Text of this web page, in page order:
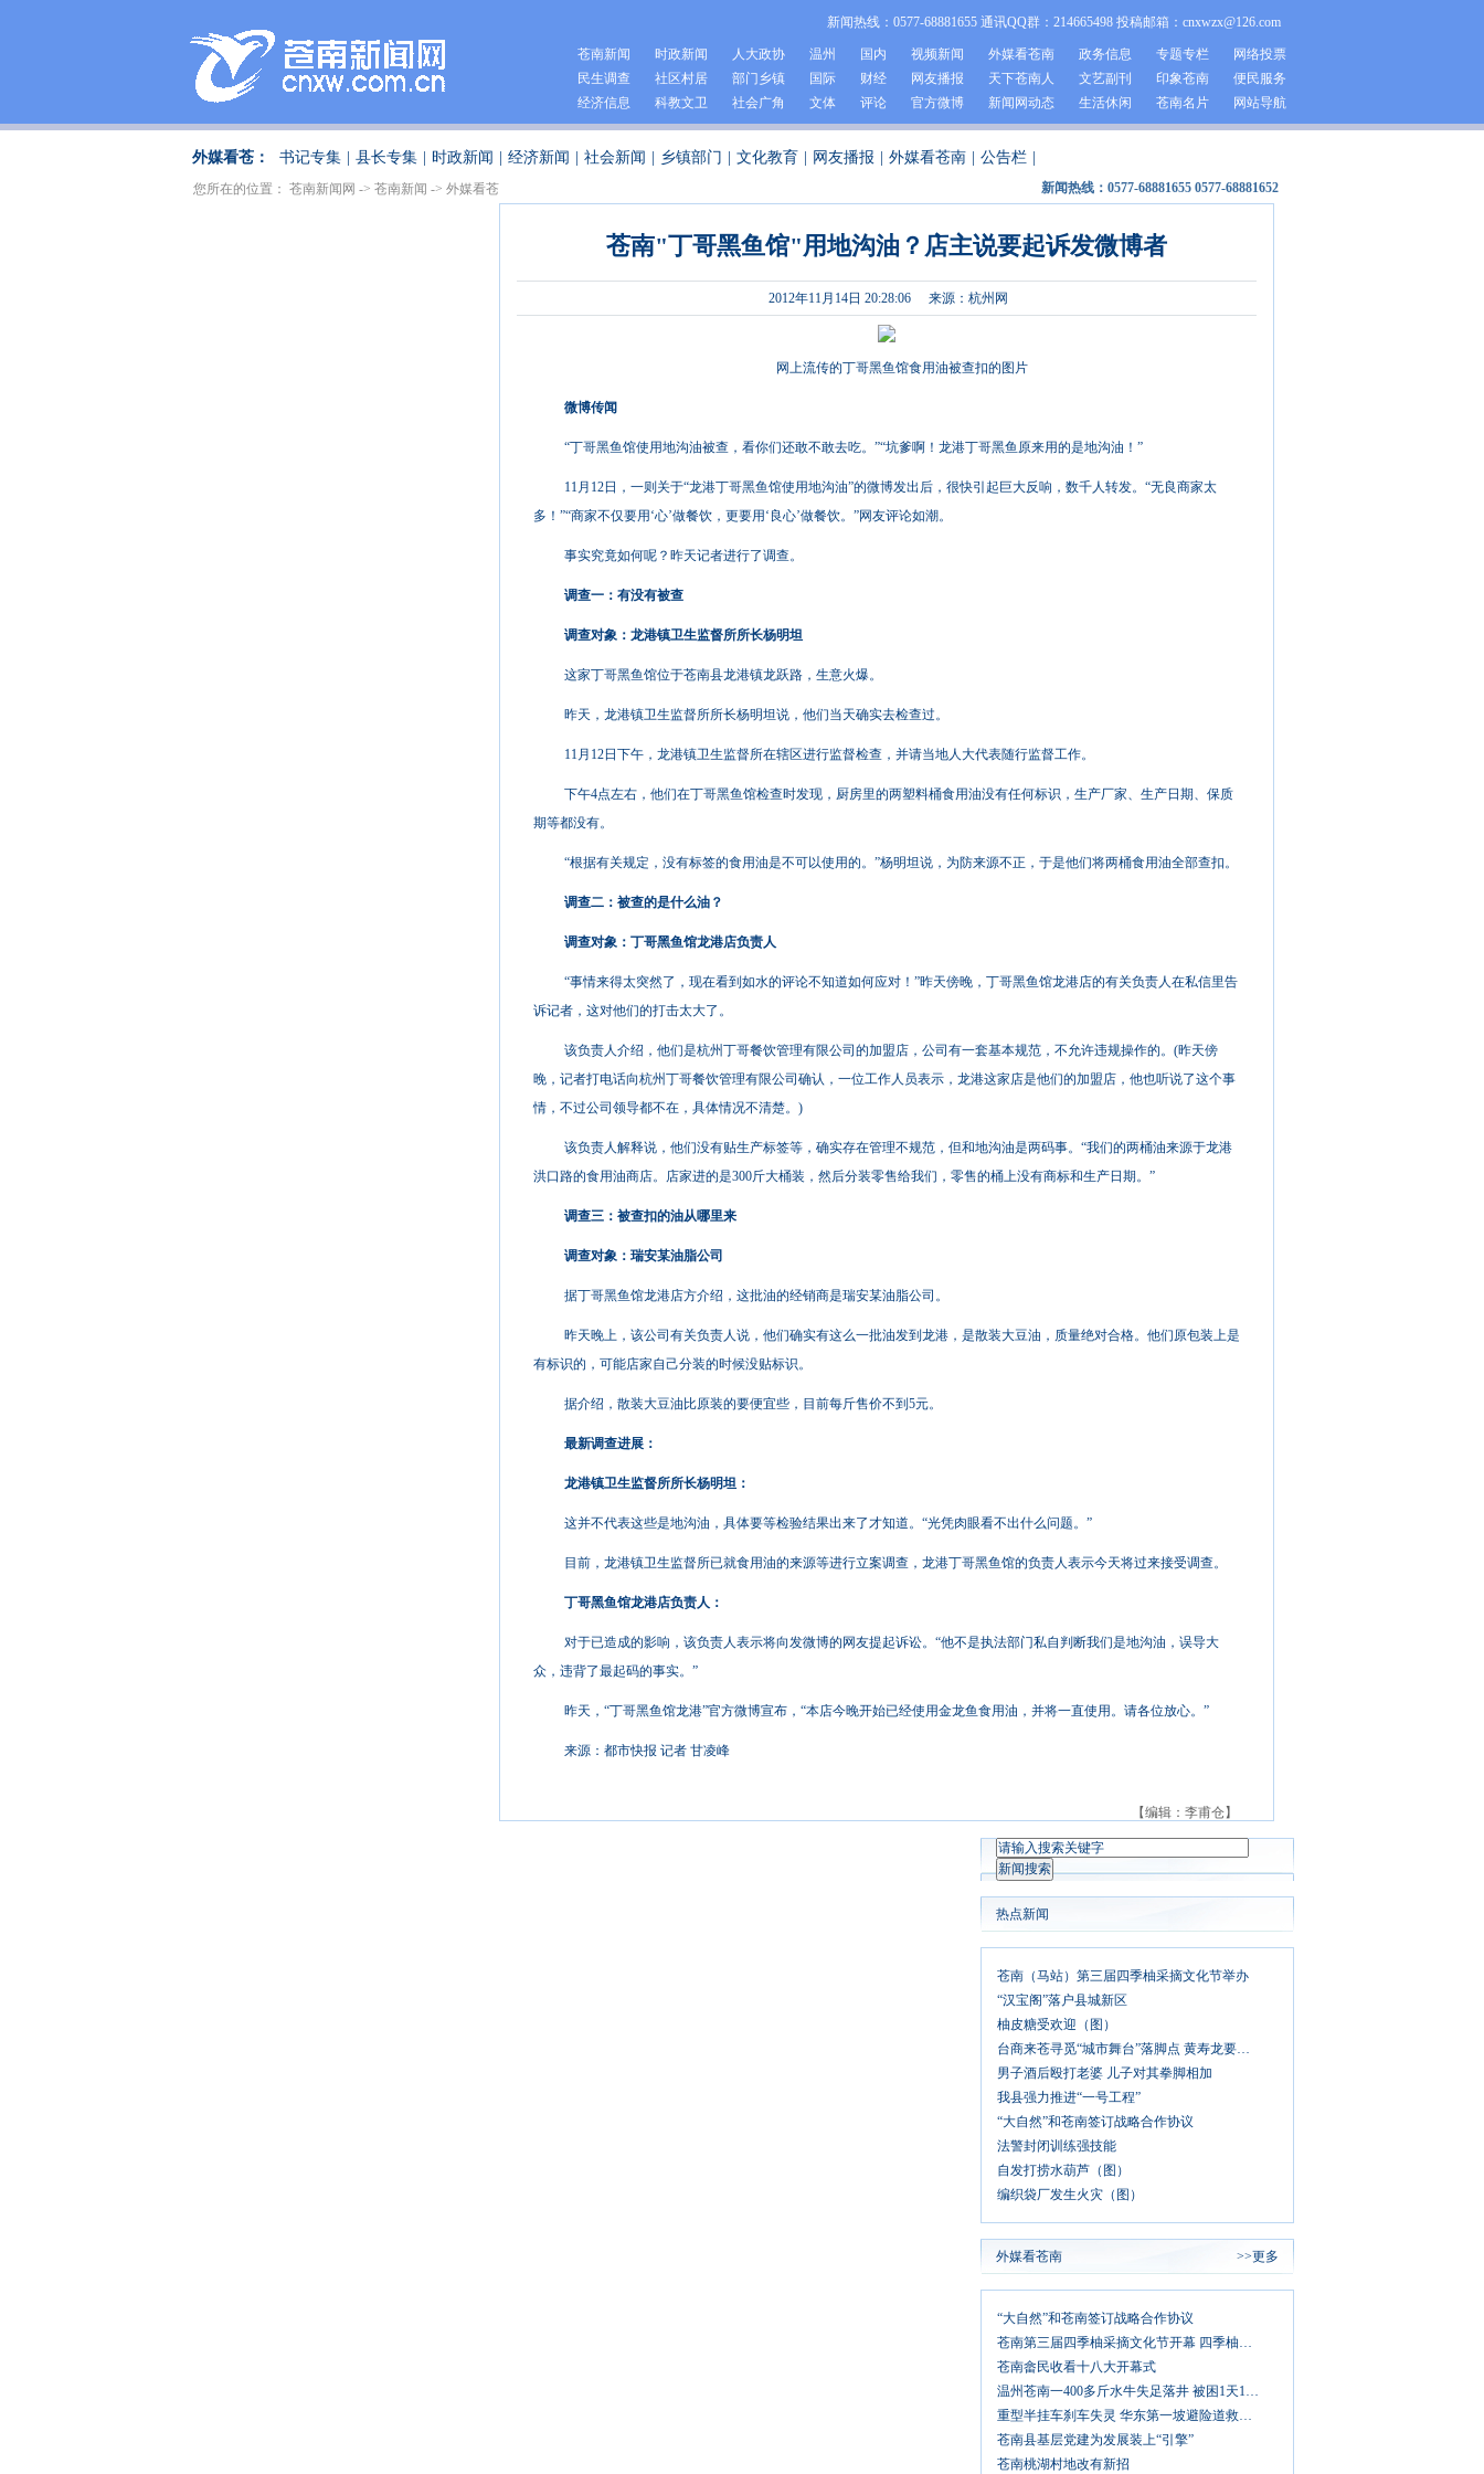
新闻热线：0577-68881655 通讯QQ群：214665498 投稿邮箱：cnxwzx@126.com
苍南新闻 时政新闻 人大政协 温州 国内 视频新闻 外媒看苍南 政务信息 专题专栏
网络投票
民生调查
社区村居 部门乡镇 国际 财经 网友播报 天下苍南人 文艺副刊 印象苍南
便民服务
经济信息
科教文卫 社会广角 文体 评论 官方微博 新闻网动态 生活休闲 苍南名片 网站导航
外媒看苍： 书记专集 县长专集 时政新闻 经济新闻 社会新闻 乡镇部门 文化教育 网友播报 外媒看苍南 公告栏
您所在的位置： 苍南新闻网 -> 苍南新闻 -> 外媒看苍 新闻热线：0577-68881655 0577-68881652
苍南"丁哥黑鱼馆"用地沟油？店主说要起诉发微博者
2012年11月14日 20:28:06 来源：杭州网
网上流传的丁哥黑鱼馆食用油被查扣的图片
微博传闻
“丁哥黑鱼馆使用地沟油被查，看你们还敢不敢去吃。”“坑爹啊！龙港丁哥黑鱼原来用的是地沟油！”
11月12日，一则关于“龙港丁哥黑鱼馆使用地沟油”的微博发出后，很快引起巨大反响，数千人转发。“无良商家太
多！”“商家不仅要用‘心’做餐饮，更要用‘良心’做餐饮。”网友评论如潮。
事实究竟如何呢？昨天记者进行了调查。
调查一：有没有被查
调查对象：龙港镇卫生监督所所长杨明坦
这家丁哥黑鱼馆位于苍南县龙港镇龙跃路，生意火爆。
昨天，龙港镇卫生监督所所长杨明坦说，他们当天确实去检查过。
11月12日下午，龙港镇卫生监督所在辖区进行监督检查，并请当地人大代表随行监督工作。
下午4点左右，他们在丁哥黑鱼馆检查时发现，厨房里的两塑料桶食用油没有任何标识，生产厂家、生产日期、保质
期等都没有。
“根据有关规定，没有标签的食用油是不可以使用的。”杨明坦说，为防来源不正，于是他们将两桶食用油全部查扣。
调查二：被查的是什么油？
调查对象：丁哥黑鱼馆龙港店负责人
“事情来得太突然了，现在看到如水的评论不知道如何应对！”昨天傍晚，丁哥黑鱼馆龙港店的有关负责人在私信里告
诉记者，这对他们的打击太大了。
该负责人介绍，他们是杭州丁哥餐饮管理有限公司的加盟店，公司有一套基本规范，不允许违规操作的。(昨天傍
晚，记者打电话向杭州丁哥餐饮管理有限公司确认，一位工作人员表示，龙港这家店是他们的加盟店，他也听说了这个事
情，不过公司领导都不在，具体情况不清楚。)
该负责人解释说，他们没有贴生产标签等，确实存在管理不规范，但和地沟油是两码事。“我们的两桶油来源于龙港
洪口路的食用油商店。店家进的是300斤大桶装，然后分装零售给我们，零售的桶上没有商标和生产日期。”
调查三：被查扣的油从哪里来
调查对象：瑞安某油脂公司
据丁哥黑鱼馆龙港店方介绍，这批油的经销商是瑞安某油脂公司。
昨天晚上，该公司有关负责人说，他们确实有这么一批油发到龙港，是散装大豆油，质量绝对合格。他们原包装上是
有标识的，可能店家自己分装的时候没贴标识。
据介绍，散装大豆油比原装的要便宜些，目前每斤售价不到5元。
最新调查进展：
龙港镇卫生监督所所长杨明坦：
这并不代表这些是地沟油，具体要等检验结果出来了才知道。“光凭肉眼看不出什么问题。”
目前，龙港镇卫生监督所已就食用油的来源等进行立案调查，龙港丁哥黑鱼馆的负责人表示今天将过来接受调查。
丁哥黑鱼馆龙港店负责人：
对于已造成的影响，该负责人表示将向发微博的网友提起诉讼。“他不是执法部门私自判断我们是地沟油，误导大
众，违背了最起码的事实。”
昨天，“丁哥黑鱼馆龙港”官方微博宣布，“本店今晚开始已经使用金龙鱼食用油，并将一直使用。请各位放心。”
来源：都市快报 记者 甘凌峰
【编辑：李甫仓】
热点新闻
苍南（马站）第三届四季柚采摘文化节举办
“汉宝阁”落户县城新区
柚皮糖受欢迎（图）
台商来苍寻觅“城市舞台”落脚点 黄寿龙要求：同心协力打造平台 主动对接促成合作
男子酒后殴打老婆 儿子对其拳脚相加
我县强力推进“一号工程”
“大自然”和苍南签订战略合作协议
法警封闭训练强技能
自发打捞水葫芦（图）
编织袋厂发生火灾（图）
>>更多
外媒看苍南
“大自然”和苍南签订战略合作协议
苍南第三届四季柚采摘文化节开幕 四季柚大丰收
苍南畲民收看十八大开幕式
温州苍南一400多斤水牛失足落井 被困1天1夜后获救
重型半挂车刹车失灵 华东第一坡避险道救司机一命
苍南县基层党建为发展装上“引擎”
苍南桃湖村地改有新招